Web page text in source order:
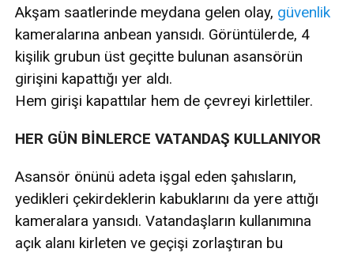
Akşam saatlerinde meydana gelen olay, güvenlik
kameralarına anbean yansıdı. Görüntülerde, 4
kişilik grubun üst geçitte bulunan asansörün
girişini kapattığı yer aldı.
Hem girişi kapattılar hem de çevreyi kirlettiler.
HER GÜN BİNLERCE VATANDAŞ KULLANIYOR
Asansör önünü adeta işgal eden şahısların,
yedikleri çekirdeklerin kabuklarını da yere attığı
kameralara yansıdı. Vatandaşların kullanımına
açık alanı kirleten ve geçişi zorlaştıran bu